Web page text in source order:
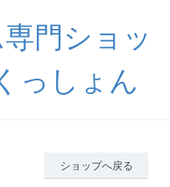
門ショッ
っしょん
ショップへ戻る